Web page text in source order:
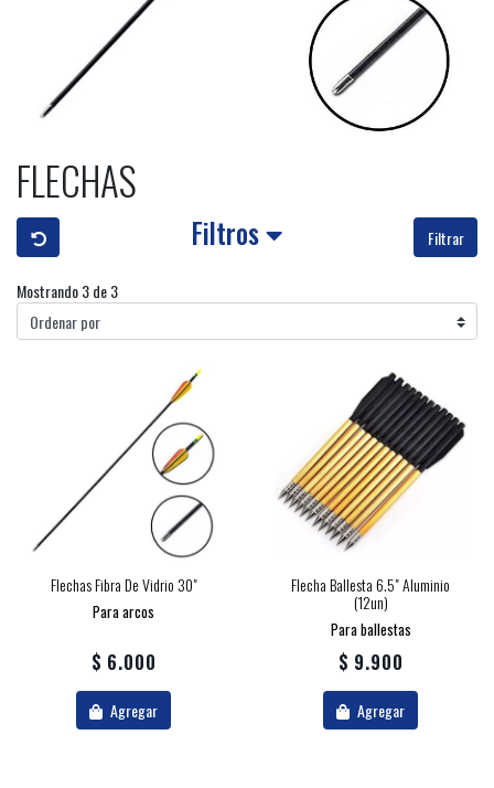
FLECHAS
Filtros Filtrar
Mostrando 3 de 3
Flechas Fibra De Vidrio 30"
Para arcos
$ 6.000
Agregar
Flecha Ballesta 6.5" Aluminio
(12un)
Para ballestas
$ 9.900
Agregar